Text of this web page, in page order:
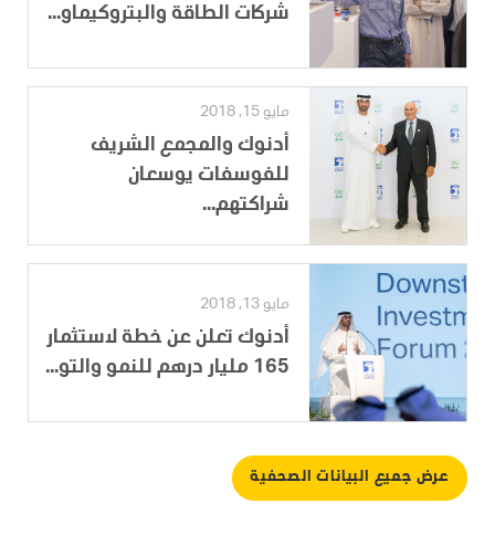
شركات الطاقة والبتروكيماو...
مايو 15, 2018
أدنوك والمجمع الشريف
للفوسفات يوسعان
شراكتهم...
مايو 13, 2018
أدنوك تعلن عن خطة لاستثمار
165 مليار درهم للنمو والتو...
عرض جميع البيانات الصحفية